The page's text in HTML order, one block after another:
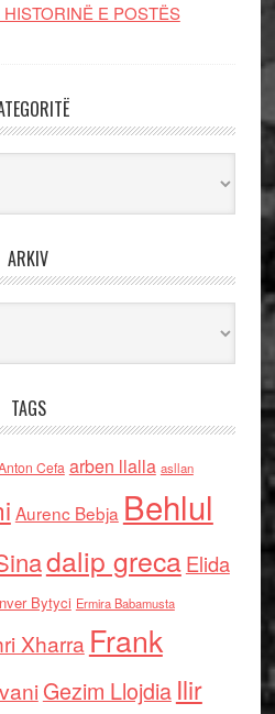
E POSTËS
ARKIV
TAGS
Cefa arben llalla asllan
Aurenc Bebja Behlul
dalip grecaElida
Bytyci Ermira Babamusta
Xharra Frank
Gezim Llojdia Ilir